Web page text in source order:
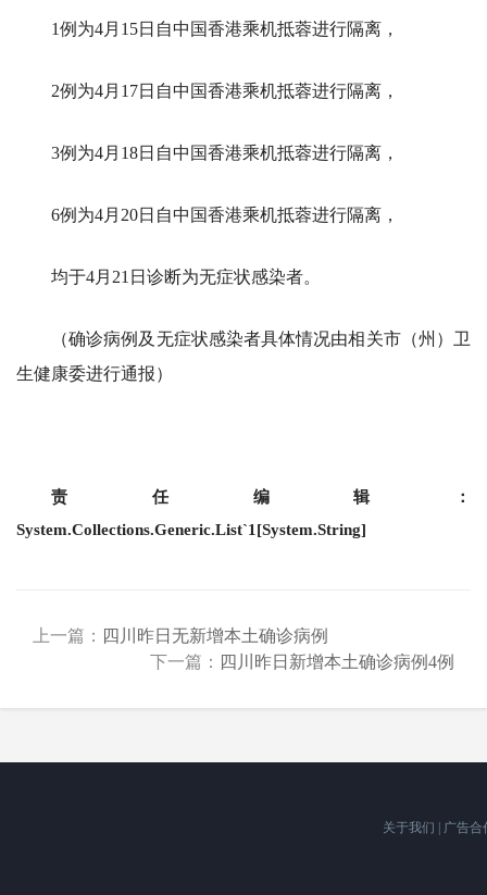
1例为4月15日自中国香港乘机抵蓉进行隔离，
2例为4月17日自中国香港乘机抵蓉进行隔离，
3例为4月18日自中国香港乘机抵蓉进行隔离，
6例为4月20日自中国香港乘机抵蓉进行隔离，
均于4月21日诊断为无症状感染者。
（确诊病例及无症状感染者具体情况由相关市（州）卫
生健康委进行通报）
责任编辑：
System.Collections.Generic.List`1[System.String]
上一篇： 四川昨日无新增本土确诊病例
下一篇： 四川昨日新增本土确诊病例4例
关于我们 广告